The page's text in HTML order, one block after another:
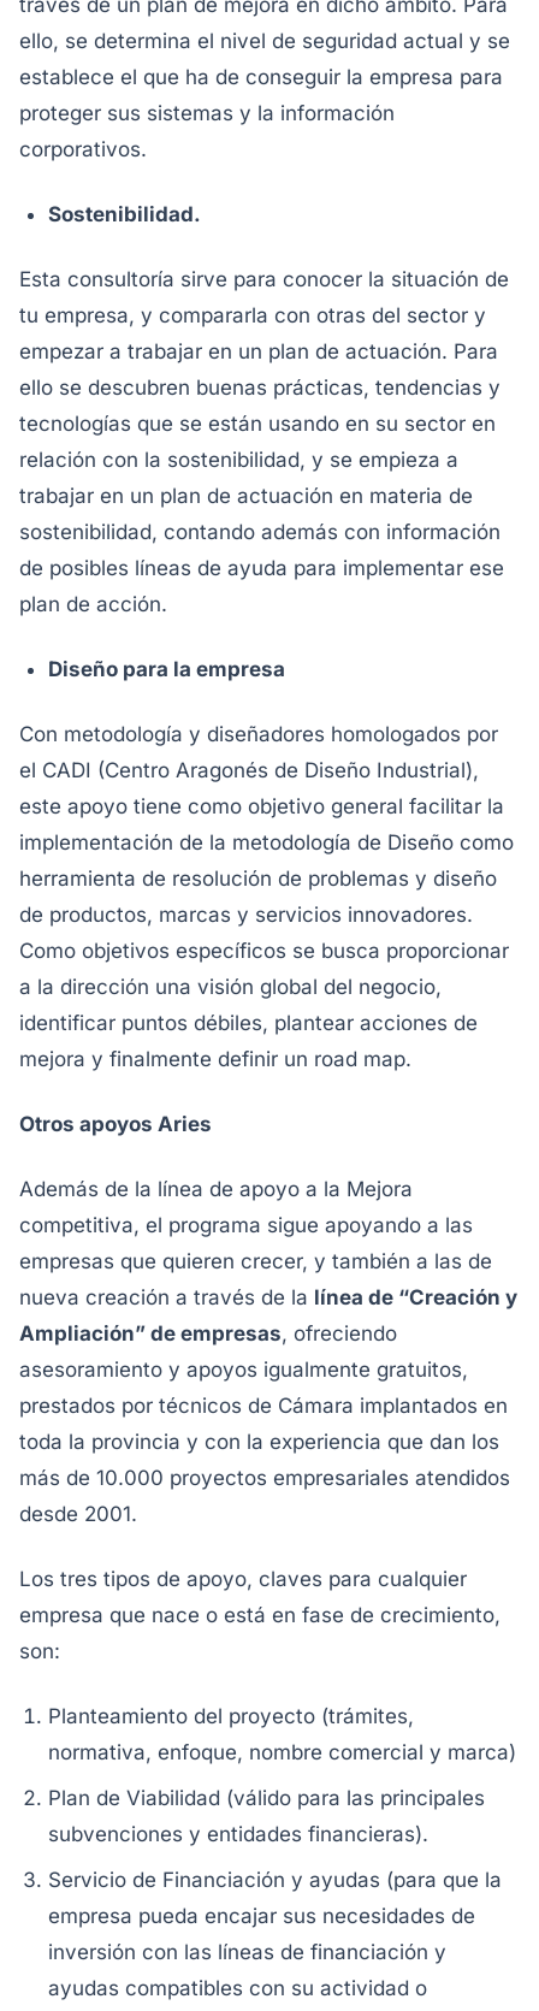
través de un plan de mejora en dicho ámbito. Para
ello, se determina el nivel de seguridad actual y se
establece el que ha de conseguir la empresa para
proteger sus sistemas y la información
corporativos.
Sostenibilidad.
Esta consultoría sirve para conocer la situación de
tu empresa, y compararla con otras del sector y
empezar a trabajar en un plan de actuación. Para
ello se descubren buenas prácticas, tendencias y
tecnologías que se están usando en su sector en
relación con la sostenibilidad, y se empieza a
trabajar en un plan de actuación en materia de
sostenibilidad, contando además con información
de posibles líneas de ayuda para implementar ese
plan de acción.
Diseño para la empresa
Con metodología y diseñadores homologados por
el CADI (Centro Aragonés de Diseño Industrial),
este apoyo tiene como objetivo general facilitar la
implementación de la metodología de Diseño como
herramienta de resolución de problemas y diseño
de productos, marcas y servicios innovadores.
Como objetivos específicos se busca proporcionar
a la dirección una visión global del negocio,
identificar puntos débiles, plantear acciones de
mejora y finalmente definir un road map.
Otros apoyos Aries
Además de la línea de apoyo a la Mejora
competitiva, el programa sigue apoyando a las
empresas que quieren crecer, y también a las de
nueva creación a través de la línea de “Creación y
Ampliación” de empresas, ofreciendo
asesoramiento y apoyos igualmente gratuitos,
prestados por técnicos de Cámara implantados en
toda la provincia y con la experiencia que dan los
más de 10.000 proyectos empresariales atendidos
desde 2001.
Los tres tipos de apoyo, claves para cualquier
empresa que nace o está en fase de crecimiento,
son:
Planteamiento del proyecto (trámites,
normativa, enfoque, nombre comercial y marca)
Plan de Viabilidad (válido para las principales
subvenciones y entidades financieras).
Servicio de Financiación y ayudas (para que la
empresa pueda encajar sus necesidades de
inversión con las líneas de financiación y
ayudas compatibles con su actividad o